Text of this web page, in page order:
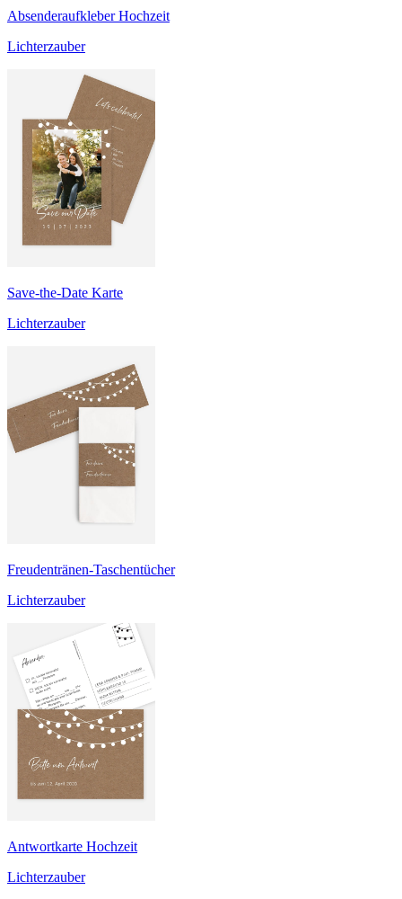
Absenderaufkleber Hochzeit
Lichterzauber
Save-the-Date Karte
Lichterzauber
Freudentränen-Taschentücher
Lichterzauber
Antwortkarte Hochzeit
Lichterzauber